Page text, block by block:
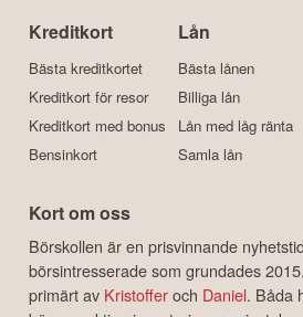
Kreditkort
Bästa kreditkortet
Kreditkort för resor
Kreditkort med bonus
Bensinkort
Lån
Bästa lånen
Billiga lån
Lån med låg ränta
Samla lån
Kort om oss
Börskollen är en prisvinnande
börsintresserade som grundades
primärt av Kristofferoch Daniel. Båda